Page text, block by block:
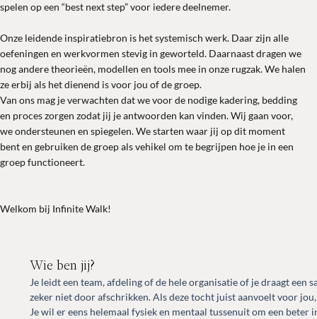
spelen op een “best next step” voor iedere deelnemer.
Onze leidende inspiratiebron is het systemisch werk. Daar zijn alle
oefeningen en werkvormen stevig in geworteld. Daarnaast dragen we
nog andere theorieën, modellen en tools mee in onze rugzak. We halen
ze erbij als het dienend is voor jou of de groep.
Van ons mag je verwachten dat we voor de nodige kadering, bedding
en proces zorgen zodat jij je antwoorden kan vinden. Wij gaan voor,
we ondersteunen en spiegelen. We starten waar jij op dit moment
bent en gebruiken de groep als vehikel om te begrijpen hoe je in een
groep functioneert.
Welkom bij Infinite Walk!
Wie ben jij?
Je leidt een team, afdeling of de hele organisatie of je draagt
zeker niet door afschrikken. Als deze tocht juist aanvoelt voor
Je wil er eens helemaal fysiek en mentaal tussenuit om een